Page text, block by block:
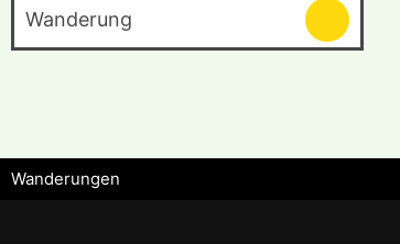
Wanderung
Wanderungen